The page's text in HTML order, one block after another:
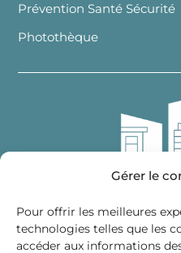
Gérer le
Pour offrir les meilleures
technologies telles que les
accéder aux informations
Prévention Santé Sécurité
Photothèque